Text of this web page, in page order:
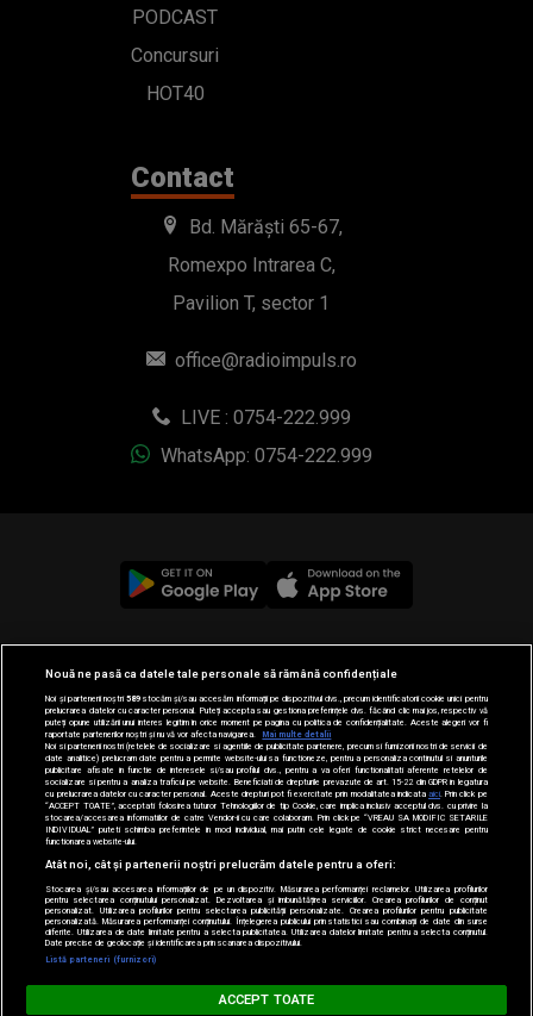
PODCAST
Concursuri
HOT40
Contact
Bd. Mărăști 65-67,
Romexpo Intrarea C,
Pavilion T, sector 1
office@radioimpuls.ro
LIVE : 0754-222.999
WhatsApp: 0754-222.999
© 2019-2026 DOGAN MEDIA INTERNATIONAL SA, Toate
drepturile rezervate.
MUSIC NON STOP
Nouă ne pasă ca datele tale personale să rămână confidențiale
Noi și partenerii noștri589stocăm și/sau accesăm informații pe dispozitivul dvs., precum identificatorii cookie unici pentru
prelucrarea datelor cu caracter personal. Puteți accepta sau gestiona preferințele dvs. făcând clic mai jos, respectiv vă
puteți opune utilizării unui interes legitim în orice moment pe pagina cu politica de confidențialitate. Aceste alegeri vor fi
raportate partenerilor noștri și nu vă vor afecta navigarea.
Mai multe detalii
Noi si partenerii nostri (retelele de socializare si agentiile de publicitate partenere, precum si furnizorii nostri de servicii de
date analitice) prelucram date pentru a permite website-ului sa functioneze, pentru a personaliza continutul si anunturile
publicitare afisate in functie de interesele si/sau profilul dvs., pentru a va oferi functionalitati aferente retelelor de
socializare si pentru a analiza traficul pe website. Beneficiati de drepturile prevazute de art. 15-22 din GDPR in legatura
cu prelucrarea datelor cu caracter personal. Aceste drepturi pot fi exercitate prin modalitatea indicataaici . Prin click pe
“ACCEPT TOATE”, acceptati folosirea tuturor Tehnologiilor de tip Cookie, care implica inclusiv acceptul dvs. cu privire la
stocarea/accesarea informatiilor de catre Vendor-ii cu care colaboram. Prin click pe “VREAU SA MODIFIC SETARILE
INDIVIDUAL” puteti schimba preferintele in mod individual, mai putin cele legate de cookie strict necesare pentru
functionarea website-ului.
Atât noi, cât și partenerii noștri prelucrăm datele pentru a oferi:
Stocarea și/sau accesarea informațiilor de pe un dispozitiv. Măsurarea performanței reclamelor. Utilizarea profilurilor
pentru selectarea conținutului personalizat. Dezvoltarea și îmbunătățirea serviciilor. Crearea profilurilor de conținut
personalizat. Utilizarea profilurilor pentru selectarea publicității personalizate. Crearea profilurilor pentru publicitate
personalizată. Măsurarea performanței conținutului. Înțelegerea publicului prin statistici sau combinații de date din surse
diferite. Utilizarea de date limitate pentru a selecta publicitatea. Utilizarea datelor limitate pentru a selecta conținutul.
Date precise de geolocație și identificarea prin scanarea dispozitivului.
Listă parteneri (furnizori)
ACCEPT TOATE